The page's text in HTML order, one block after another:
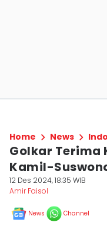
Home News
Golkar Terima
Kamil-
12 Des 2024, 18:35 WIB
Amir Faisol
News Channel